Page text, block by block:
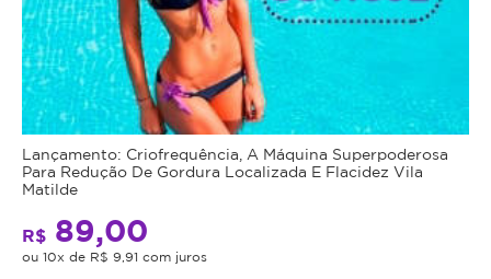
Lançamento: Criofrequência, A Máquina Superpoderosa
Para Redução De Gordura Localizada E Flacidez Vila
Matilde
R$ 89,00
ou 10x de R$ 9,91 com juros